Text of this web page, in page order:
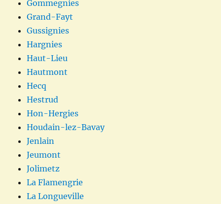
Gommegnies
Grand-Fayt
Gussignies
Hargnies
Haut-Lieu
Hautmont
Hecq
Hestrud
Hon-Hergies
Houdain-lez-Bavay
Jenlain
Jeumont
Jolimetz
La Flamengrie
La Longueville